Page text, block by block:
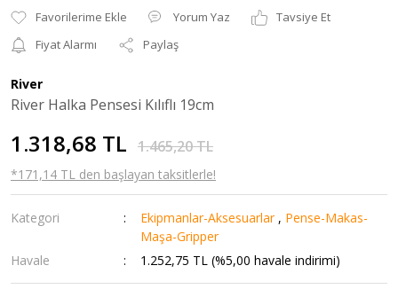
Yorum Yaz
Tavsiye Et
Fiyat Alarmı
Paylaş
River
River Halka Pensesi Kılıflı 19cm
1.318,68 TL 1.465,20 TL
*171,14 TL den başlayan taksitlerle!
Kategori Ekipmanlar-Aksesuarlar , Pense-Makas-
Maşa-Gripper
Havale
1.252,75 TL (%5,00 havale indirimi)